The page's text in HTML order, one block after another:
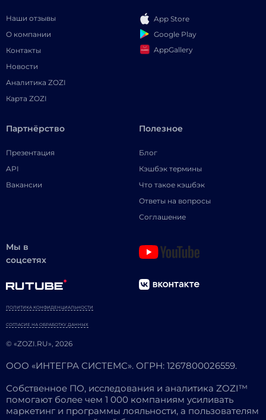
Наши отзывы
О компании
Контакты
Новости
Аналитика ZOZI
Карта ZOZI
App Store
Google Play
AppGallery
Партнёрство
Презентация
API
Вакансии
Полезное
Блог
Кэшбэк термины
Что такое кэшбэк
Ответы на вопросы
Соглашение
Мы в
соцсетях
© «ZOZI.RU», 2026
ПОЛИТИКА КОНФИДЕНЦИАЛЬНОСТИ
СОГЛАСИЕ НА ОБРАБОТКУ ДАННЫХ
ООО «ИНТЕГРА СИСТЕМС». ОГРН: 1267800026559.
Собственное ПО, исследования и аналитика ZOZI™
помогают более чем 1 000 компаниям усиливать
маркетинг и программы лояльности, а пользователям